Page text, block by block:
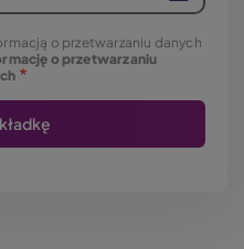
o przetwarzaniu danych
o przetwarzaniu